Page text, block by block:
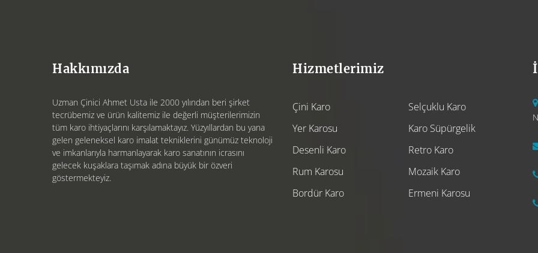
Hakkımızda
Uzman Çinici Ahmet Usta ile 2000 yılından beri şirket
tecrübemiz ve ürün kalitemiz ile değerli müşterilerimizin
tüm karo ihtiyaçlarını karşılamaktayız. Yüzyıllardan bu yana
gelen geleneksel karo imalat tekniklerini günümüz teknoloji
ve imkanlarıyla harmanlayarak karo sanatının icrasını
gelecek kuşaklara taşımak adına büyük bir özveri
göstermekteyiz.
Hizmetlerimiz
Çini Karo
Yer Karosu
Desenli Karo
Rum Karosu
Bordür Karo
Selçuklu Karo
Karo Süpürgelik
Retro Karo
Mozaik Karo
Ermeni Karosu